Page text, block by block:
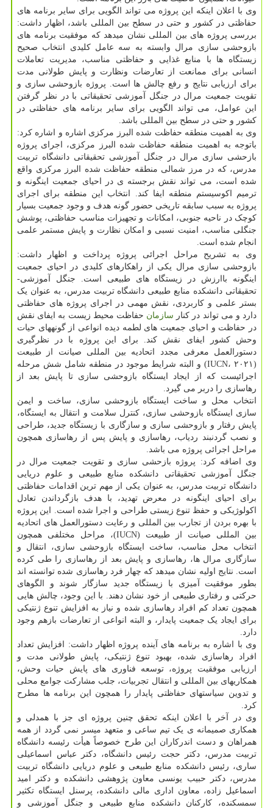
وی با اعلان اینکه این پروژه می تواند الگویی برای سایر برنامه های
حفاظتی در کشور و حتی در سطح بین المللی باشد، اظهار داشت:
بررسی پروژه های بین المللی نشان میدهد که موفقیت برنامه های
بازوحشی سازی مرال وابسته به سه عامل کلیدی انتخاب صحیح
زیستگاه ها با منابع غذایی و حفاظتی مناسب، مدیریت تعاملات
انسانی برای ممانعت از تعارضات ونظارت و پایش طولانی مدت
برای ارزیابی نتایج و رفع چالش ها است. پروژه بازوحشی سازی و
تقویت جمعیت مرال در جنگل آموزشی تحقیقاتی با در نظر گرفتن
این عوامل، می تواند الگویی برای سایر برنامه های حفاظتی در
کشور و حتی در سطح بین المللی باشد.
وی به اهمیت منطقه حفاظت شده البرز مرکزی اشاره و اشاره کرد:
باتوجه به اهمیت منطقه حفاظت شده البرز مرکزی، اجرای پروژه
بازحشی سازی مرال در جنگل آموزشی تحقیقاتی دانشگاه تربیت
مدرس، که در مرز شمالی منطقه حفاظت شده البرز مرکزی واقع
شده است، می تواند نقش برجسته ی در احیای جمعیت اینگونه و
ترمیم اکوسیستم منطقه ایفا کند. انتخاب این منطقه برای اجرای
پروژه به سبب سابقه تاریخی حضور گونه هدف و وجود جمعیت بسیار
کوچک در ناحیه جنوبی، امکانات و تجهیزات مناسب حفاظتی، پوشش
جنگلی مناسب، امنیت نسبی و امکان نظارت و پایش مستمر علمی
انجام شده است.
وی به تشریح مراحل اجرائی پروژه پرداخت و اظهار داشت:
بازوحشی سازی مرال یکی از راهکارهای کلیدی در احیای جمعیت
اینگونه باارزش در زیستگاه های طبیعی است. جنگل آموزشی-
تحقیقاتی دانشکده منابع طبیعی دانشگاه تربیت مدرس، به عنوان یک
بستر علمی و کاربردی، نقش مهمی در اجرای پروژه های حفاظتی
دارد و می تواند در کنار سازمان حفاظت محیط زیست به ایفای نقش
در حفاظت و احیای جمعیت های لطمه دیده انواعی از گونههای حیات
وحش کشور ایفای نقش کند. برای این پروژه با در نظرگیری
دستورالعمل معرفی مجدد اتحادیه بین المللی صیانت از طبیعت
(IUCN، ۲۰۲۱) و البته شرایط موجود در منطقه شامل شش مرحله
اجرائیست که از ایجاد ایستگاه بازوحشی سازی تا پایش بعد از
رهاسازی را دربر می گیرد.
انتخاب محل و ساخت ایستگاه بازوحشی سازی، ساخت و ایمن
سازی ایستگاه بازوحشی سازی، کنترل سلامت و انتقال به ایستگاه،
پایش رفتار و بازوحشی سازی و سازگاری با زیستگاه جدید، طراحی
و نصب گردنبند ردیاب، رهاسازی و پایش پس از رهاسازی همچون
مراحل اجرائی پروژه می باشد.
وی اضافه کرد: پروژه بازحشی سازی و تقویت جمعیت مرال در
جنگل آموزشی تحقیقاتی دانشکده منابع طبیعی و علوم دریایی
دانشگاه تربیت مدرس، به عنوان یکی از مهم ترین اقدامات حفاظتی
برای احیای اینگونه در معرض تهدید، با هدف بازگرداندن تعادل
اکولوژیکی و حفظ تنوع زیستی طراحی و اجرا شده است. این پروژه
با بهره بردن از تجارب بین المللی و رعایت دستورالعمل های اتحادیه
بین المللی صیانت از طبیعت (IUCN)، مراحل مختلفی همچون
انتخاب محل مناسب، ساخت ایستگاه بازوحشی سازی، انتقال و
سازگاری مرال ها، رهاسازی و پایش بعد از رهاسازی را طی کرده
است. نتایج اولیه نشان میدهد که چهار فرد رهاسازی شده توانسته اند
بطور موفقیت آمیزی با زیستگاه جدید سازگار شوند و الگوهای
حرکتی و رفتاری طبیعی از خود نشان دهند. با این وجود، چالش هایی
همچون تعداد کم افراد رهاسازی شده و نیاز به افزایش تنوع ژنتیکی
برای ایجاد یک جمعیت پایدار، و البته انواعی از تعارضات بازهم وجود
دارد.
وی با اشاره به برنامه های آینده پروژه اظهار داشت: افزایش تعداد
افراد رهاسازی شده، بهبود تنوع ژنتیکی، پایش طولانی مدت و
ارزیابی موفقیت پروژه، توسعه فناوری های پایش حیات وحش،
همکاریهای بین المللی و انتقال تجربیات، جلب مشارکت جوامع محلی
و تدوین سیاستهای حفاظتی پایدار را همچون این برنامه ها مطرح
کرد.
وی در آخر با اعلان اینکه تحقق چنین پروژه ای جز با همدلی و
همکاری صمیمانه ی یک تیم ساعی و متعهد میسر نمی گردد از همه
همراهان و دست اندرکاران این طرح خصوصاً هیأت رئیسه دانشگاه
تربیت مدرس، دکتر حجت رئیس دانشگاه، دکتر عباس اسماعیلی
ساری، رئیس دانشکده منابع طبیعی و علوم دریایی دانشگاه تربیت
مدرس، دکتر حبیب یونسی معاون پژوهشی دانشکده و دکتر امید
اسماعیل زاده، معاون اداری مالی دانشکده، پرسنل ایستگاه تکثیر
سمسکنده، کارکنان دانشکده منابع طبیعی و جنگل آموزشی و